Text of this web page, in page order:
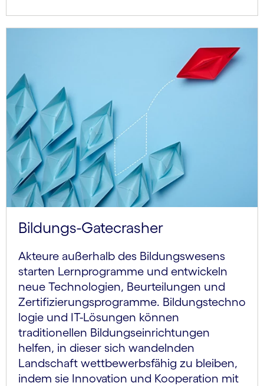
Bildungs-Gatecrasher
Akteure außerhalb des Bildungswesens
starten Lernprogramme und entwickeln
neue Technologien, Beurteilungen und
Zertifizierungsprogramme. Bildungstechno
logie und IT-Lösungen können
traditionellen Bildungseinrichtungen
helfen, in dieser sich wandelnden
Landschaft wettbewerbsfähig zu bleiben,
indem sie Innovation und Kooperation mit